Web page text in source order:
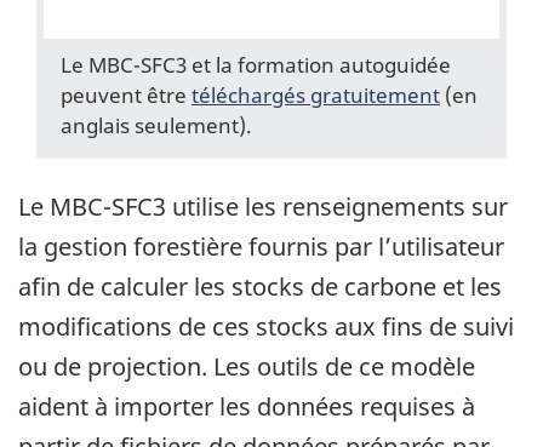
Le MBC-SFC3 et la formation autoguidée
peuvent être téléchargés gratuitement (en
anglais seulement).
Le MBC-SFC3 utilise les renseignements sur
la gestion forestière fournis par l’utilisateur
afin de calculer les stocks de carbone et les
modifications de ces stocks aux fins de suivi
ou de projection. Les outils de ce modèle
aident à importer les données requises à